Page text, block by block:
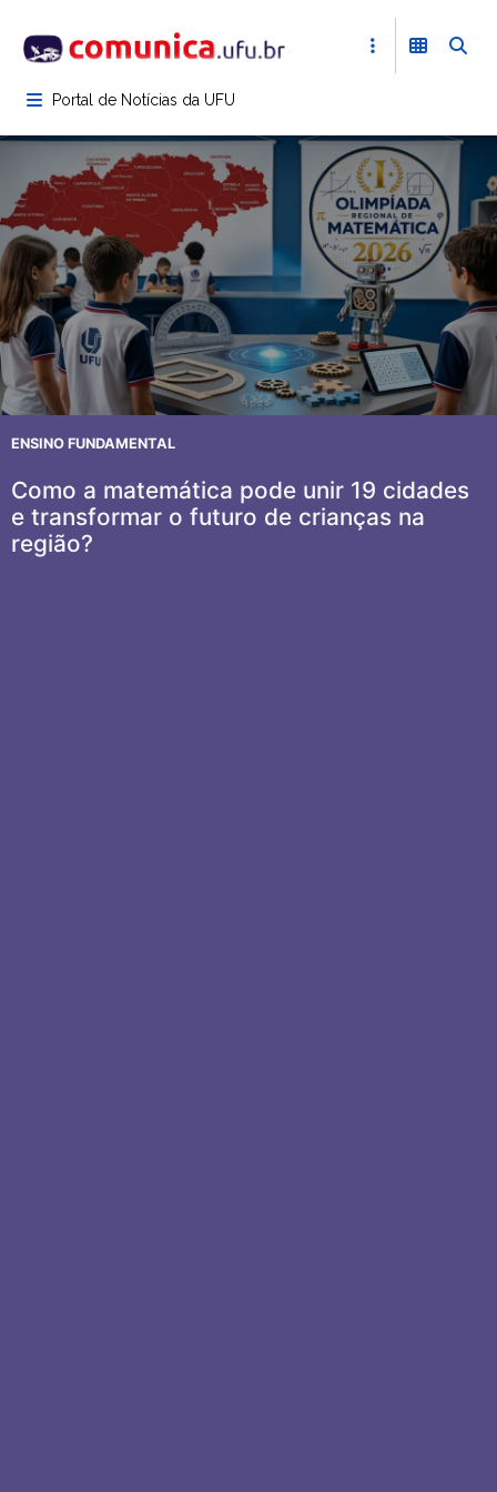
para
conteúdoPortal de Notícias da UFU
ENSINO FUNDAMENTAL
Como a matemática pode unir 19 cidades
e transformar o futuro de crianças na
região?